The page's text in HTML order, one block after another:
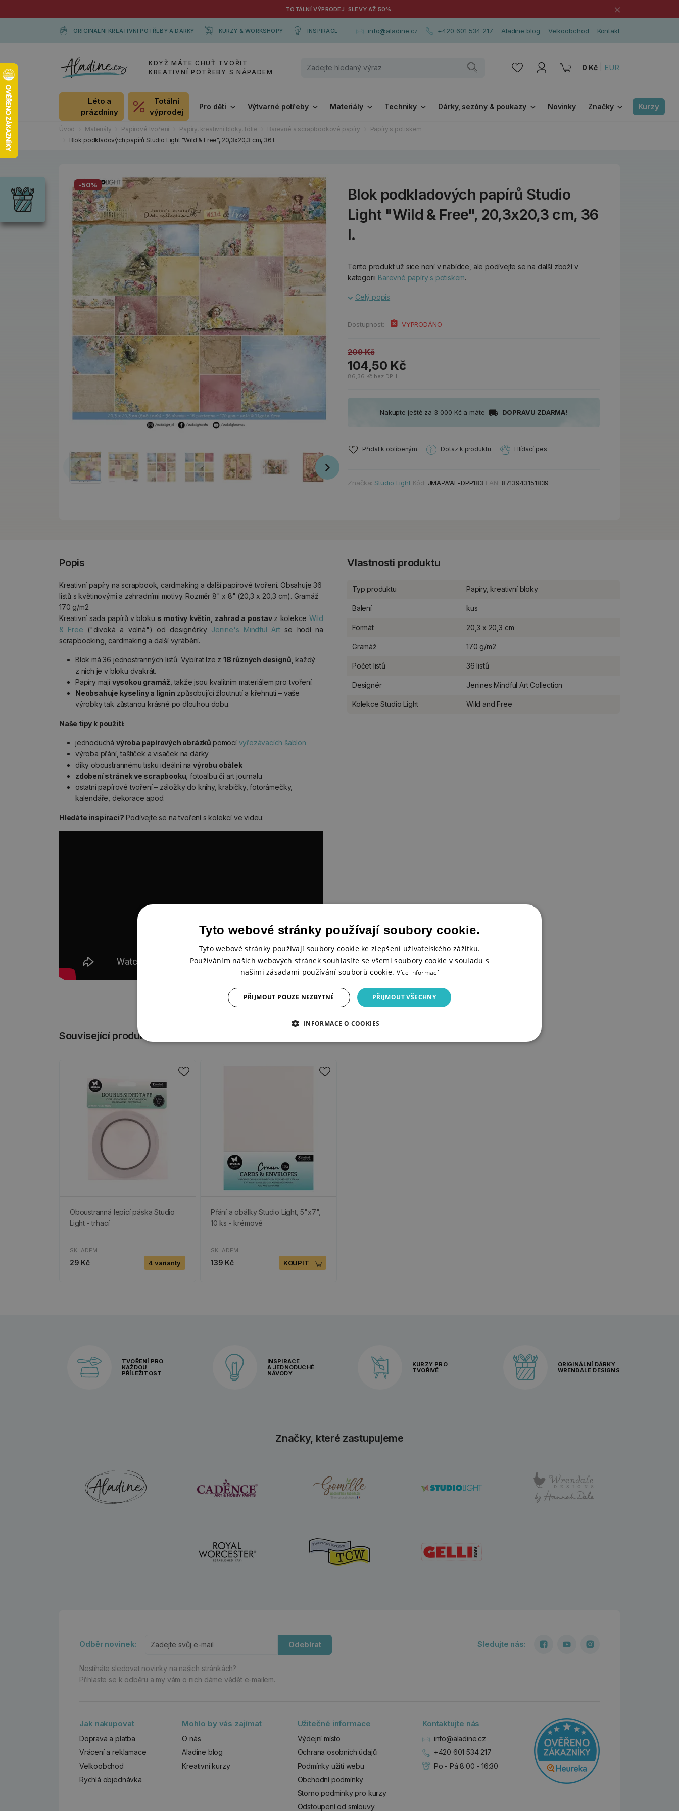
TOTÁLNÍ VÝPRODEJ. SLEVY AŽ 50%. ×
ORIGINÁLNÍ KREATIVNÍ POTŘEBY A DÁRKY KURZY & WORKSHOPY INSPIRACE info@aladine.cz +420 601 534 217 Aladine blog Velkoobchod Kontakt
KDYŽ MÁTE CHUŤ TVOŘIT
KREATIVNÍ POTŘEBY S NÁPADEM
0 Kč EUR
Léto a
prázdniny
Totální
výprodej
Pro děti Výtvarné potřeby Materiály Techniky Dárky, sezóny & poukazy Novinky Značky Kurzy
Úvod Materiály Papírové tvoření Papíry, kreativní bloky, fólie Barevné a scrapbookové papíry
Papíry s potiskem
Blok podkladových papírů Studio Light "Wild & Free", 20,3x20,3 cm, 36 l.
Blok podkladových papírů Studio
Light "Wild & Free", 20,3x20,3 cm, 36
l.
-50%
Tento produkt už sice není v nabídce, ale podívejte se na další zboží v
kategorii Barevné papíry s potiskem.
Celý popis
Dostupnost: VYPRODÁNO
209 Kč
104,50 Kč
86,36 Kč bez DPH
Nakupte ještě za 3 000 Kč a máte DOPRAVU ZDARMA!
Přidat k oblíbeným Dotaz k produktu Hlídací pes
Značka: Studio Light Kód: JMA-WAF-DPP183 EAN: 8713943151839
Popis
Kreativní papíry na scrapbook, cardmaking a další papírové tvoření. Obsahuje 36
listů s květinovými a zahradními motivy. Rozměr 8" x 8" (20,3 x 20,3 cm). Gramáž
170 g/m2.
Kreativní sada papírů v bloku s motivy květin, zahrad a postav z kolekce Wild
& Free ("divoká a volná") od designérky Jenine's Mindful Artse hodí na
scrapbooking, cardmaking a další vyrábění.
Blok má 36 jednostranných listů. Vybírat lze z 18 různých designů , každý
z nich je v bloku dvakrát.
Papíry mají vysokou gramáž , takže jsou kvalitním materiálem pro tvoření.
Neobsahuje kyseliny a lignin způsobující žloutnutí a křehnutí – vaše
výrobky tak zůstanou krásné po dlouhou dobu.
Naše tipy k použití:
jednoduchá výroba papírových obrázků pomocí vyřezávacích šablon
výroba přání, taštiček a visaček na dárky
díky oboustrannému tisku ideální navýrobu obálek
zdobení stránek ve scrapbooku , fotoalbu či art journalu
ostatní papírové tvoření – záložky do knihy, krabičky, fotorámečky,
kalendáře, dekorace apod.
Hledáte inspiraci? Podívejte se na tvoření s kolekcí ve videu:
Vlastnosti produktu
Typ produktu Papíry, kreativní bloky
Balení kus
Formát 20,3 x 20,3 cm
Gramáž 170 g/m2
Počet listů 36 listů
Designér Jenines Mindful Art Collection
Kolekce Studio Light Wild and Free
Související produkty
Oboustranná lepicí páska Studio
Light - trhací
SKLADEM
29 Kč 4 varianty
Přání a obálky Studio Light, 5"x7",
10 ks - krémové
SKLADEM
139 Kč KOUPIT
TVOŘENÍ PRO
KAŽDOU
PŘÍLEŽITOST
INSPIRACE
A JEDNODUCHÉ
NÁVODY
KURZY PRO
TVOŘIVÉ
ORIGINÁLNÍ DÁRKY
WRENDALE DESIGNS
Značky, které zastupujeme
Odběr novinek: Odebírat
Nestíháte sledovat novinky na našich stránkách?
Přihlaste se k odběru a my vám o nich dáme vědět e-mailem.
Sledujte nás:
Jak nakupovat
Doprava a platba
Vrácení a reklamace
Velkoobchod
Rychlá objednávka
Mohlo by vás zajímat
O nás
Aladine blog
Kreativní kurzy
Užitečné informace
Výdejní místo
Ochrana osobních údajů
Podmínky užití webu
Obchodní podmínky
Storno podmínky pro kurzy
Odstoupení od smlouvy
Kontaktujte nás
info@aladine.cz
+420 601 534 217
Po - Pá 8:00 - 16:30
Wrendale
Designs
Radost pro
každou
příležitost
Chci si vybrat
Tyto webové stránky používají soubory cookie.
Tyto webové stránky používají soubory cookie ke zlepšení uživatelského zážitku.
Používáním našich webových stránek souhlasíte se všemi soubory cookie v souladu s
našimi zásadami používání souborů cookie. Více informací
PŘIJMOUT VŠECHNY
PŘIJMOUT POUZE NEZBYTNÉ
INFORMACE O COOKIES